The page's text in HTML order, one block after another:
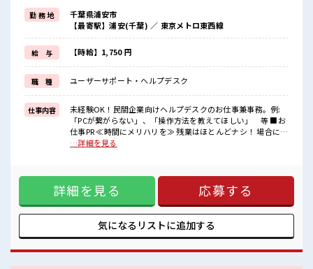
新しいことにチャレンジするのは不安だけど、
しっかり働く環境が整っています！
イチからスキルUP・ステップUP目指していきましょう！
≪収入アップを目指せる≫
高時給だらけの派遣のお仕事です！
■職場の雰囲気
20代の若い世代がたくさん活躍中の活気ある職場！
休憩室完備でランチや休憩も充実しそう♪
ロッカーあり！
安心してお仕事に集中♪
高収入もバッチリ目指せますよ！
勤 務 地
千葉県浦安市
【最寄駅】浦安(千葉) ／ 東京メトロ東西線
給 与 【時給】1,750 円
職 種 ユーザーサポート・ヘルプデスク
仕事内容
未経験OK！民間企業向けヘルプデスクのお仕事兼事務。例:
「PCが繋がらない」、「操作方法を教えてほしい」 等 ■お
仕事PR ≪時間にメリハリを≫ 残業はほとんどナシ！ 場合によ
ってはお願いすることもあります♪ ≪未経験の方も大カンゲ
目指していきましょう！ ≪収入アップを目指せる≫ 高時給だ
らけの派遣のお仕事です！ ■職場の雰囲気 20代の若い世代が
たくさん活躍中の活気ある職場！ 休憩室完備でランチや休憩
も充実しそう♪ ロッカーあり！ 安心してお仕事に集中♪ 高収
入もバッチリ目指せますよ！
…詳細を見る
詳細を見る 応募する
気になるリストに追加する